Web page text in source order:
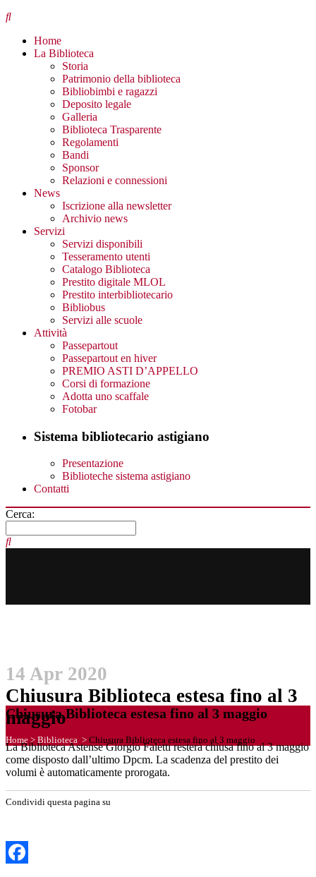
Home
La Biblioteca
Storia
Patrimonio della biblioteca
Bibliobimbi e ragazzi
Deposito legale
Galleria
Biblioteca Trasparente
Regolamenti
Bandi
Sponsor
Relazioni e connessioni
News
Iscrizione alla newsletter
Archivio news
Servizi
Servizi disponibili
Tesseramento utenti
Catalogo Biblioteca
Prestito digitale MLOL
Prestito interbibliotecario
Bibliobus
Servizi alle scuole
Attività
Passepartout
Passepartout en hiver
PREMIO ASTI D’APPELLO
Corsi di formazione
Adotta uno scaffale
Fotobar
Sistema bibliotecario astigiano
Presentazione
Biblioteche sistema astigiano
Contatti
Cerca:
Chiusura Biblioteca estesa fino al 3 maggio
Home > Biblioteca > Chiusura Biblioteca estesa fino al 3 maggio
14 Apr 2020
Chiusura Biblioteca estesa fino al 3
maggio
La Biblioteca Astense Giorgio Faletti resterà chiusa fino al 3 maggio
come disposto dall’ultimo Dpcm. La scadenza del prestito dei
volumi è automaticamente prorogata.
Condividi questa pagina su